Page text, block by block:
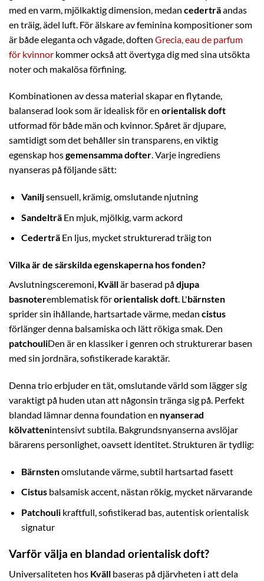
med en varm, mjölkaktig dimension, medan cederträandas
en träig, ädel luft. För älskare av feminina kompositioner som
är både eleganta och vågade, doften Grecia, eau de parfum
för kvinnor kommer också att övertyga dig med sina utsökta
noter och makalösa förfining.
Kombinationen av dessa material skapar en flytande,
balanserad look som är idealisk för en orientalisk doft
utformad för både män och kvinnor. Spåret är djupare,
samtidigt som det behåller sin transparens, en viktig
egenskap hosgemensamma dofter. Varje ingrediens
nyanseras på följande sätt:
Vaniljsensuell, krämig, omslutande njutning
SandelträEn mjuk, mjölkig, varm ackord
CederträEn ljus, mycket strukturerad träig ton
Vilka är de särskilda egenskaperna hos fonden?
Avslutningsceremoni, Kvällär baserad pådjupa
basnoteremblematisk förorientalisk doft. L'bärnsten
sprider sin ihållande, hartsartade värme, medan cistus
förlänger denna balsamiska och lätt rökiga smak. Den
patchouliDen är en klassiker i genren och strukturerar basen
med sin jordnära, sofistikerade karaktär.
Denna trio erbjuder en tät, omslutande värld som lägger sig
varaktigt på huden utan att någonsin tränga sig på. Perfekt
blandad lämnar denna foundation en nyanserad
kölvattenintensivt subtila. Bakgrundsnyanserna avslöjar
bärarens personlighet, oavsett identitet. Strukturen är tydlig:
Bärnstenomslutande värme, subtil hartsartad fasett
Cistusbalsamisk accent, nästan rökig, mycket närvarande
Patchoulikraftfull, sofistikerad bas, autentisk orientalisk
signatur
Varför välja en blandad orientalisk doft?
Universaliteten hos Kväll baseras på djärvheten i att dela